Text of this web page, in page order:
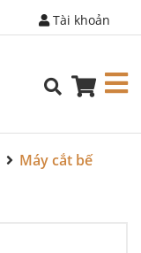
Tài khoản
Máy cắt bế